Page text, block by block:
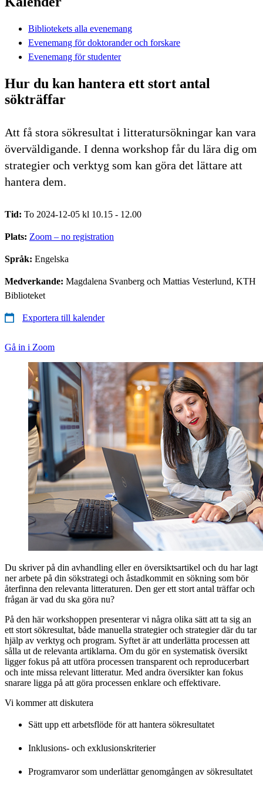
Bibliotekets alla evenemang
Evenemang för doktorander och forskare
Evenemang för studenter
Hur du kan hantera ett stort antal
sökträffar
Att få stora sökresultat i litteratursökningar kan vara
överväldigande. I denna workshop får du lära dig om
strategier och verktyg som kan göra det lättare att
hantera dem.
Tid: To 2024-12-05 kl 10.15 - 12.00
Plats: Zoom – no registration
Språk: Engelska
Medverkande: Magdalena Svanberg och Mattias Vesterlund, KTH
Biblioteket
Exportera till kalender
Gå in i Zoom
Du skriver på din avhandling eller en översiktsartikel och du har lagt
ner arbete på din sökstrategi och åstadkommit en sökning som bör
återfinna den relevanta litteraturen. Den ger ett stort antal träffar och
frågan är vad du ska göra nu?
På den här workshoppen presenterar vi några olika sätt att ta sig an
ett stort sökresultat, både manuella strategier och strategier där du tar
hjälp av verktyg och program. Syftet är att underlätta processen att
sålla ut de relevanta artiklarna. Om du gör en systematisk översikt
ligger fokus på att utföra processen transparent och reproducerbart
och inte missa relevant litteratur. Med andra översikter kan fokus
snarare ligga på att göra processen enklare och effektivare.
Vi kommer att diskutera
Sätt upp ett arbetsflöde för att hantera sökresultatet
Inklusions- och exklusionskriterier
Programvaror som underlättar genomgången av sökresultatet